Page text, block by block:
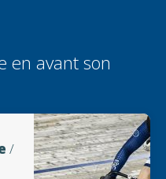
en avant son
/